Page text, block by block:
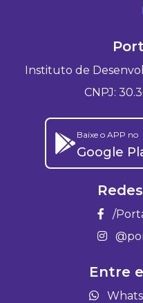
Instituto de
CNPJ:
Baixe o APP no
Google
/
Entre